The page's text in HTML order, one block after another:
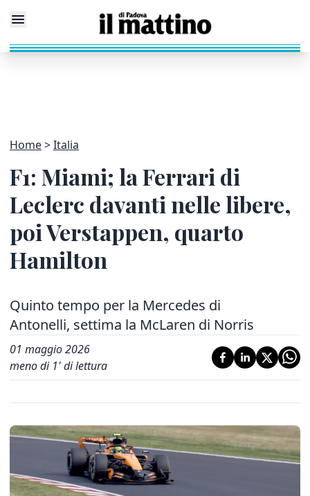
Home Italia
F1: Miami; la Ferrari di
Leclerc davanti nelle libere,
poi Verstappen, quarto
Hamilton
Quinto tempo per la Mercedes di
Antonelli, settima la McLaren di Norris
01 maggio 2026
meno di 1' di lettura